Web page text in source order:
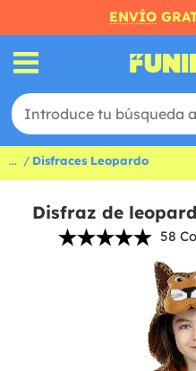
ENVÍO
... Disfraces Leopardo
Disfraz de
58